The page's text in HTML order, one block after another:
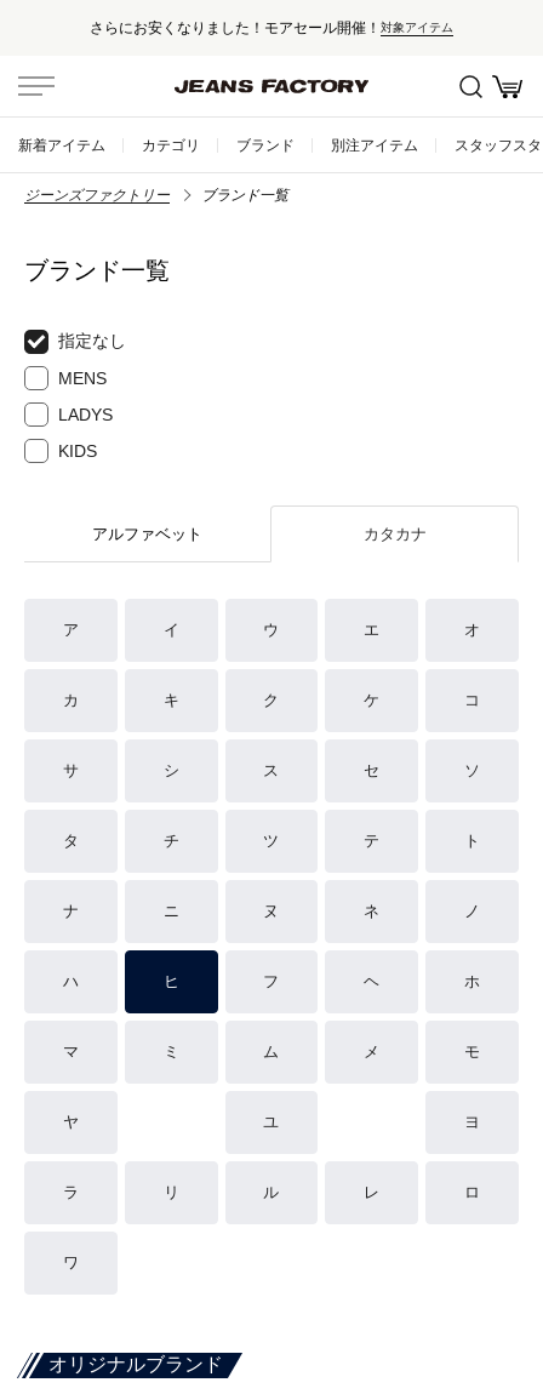
さらにお安くなりました！モアセール開催！ 対象アイテム
新着アイテム カテゴリ ブランド 別注アイテム スタッフス
ジーンズファクトリー ブランド一覧
ブランド一覧
指定なし
MENS
LADYS
KIDS
アルファベット カタカナ
ア イ ウ エ オ
カ キ ク ケ コ
サ シ ス セ ソ
タ チ ツ テ ト
ナ ニ ヌ ネ ノ
ハ ヒ フ ヘ ホ
マ ミ ム メ モ
ヤ ユ ヨ
ラ リ ル レ ロ
ワ
オリジナルブランド